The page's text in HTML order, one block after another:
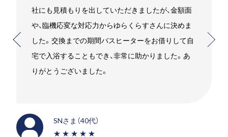
社にも見積もりを出していただきましたが、金額面
や、臨機応変な対応力からゆらくらすさんに決めま
した。交換までの期間バスヒーターをお借りして自
宅で入浴することもでき、非常に助かりました。あ
りがとうございました。
SNさま（40代）
★★★★★